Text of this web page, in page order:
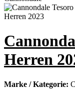
Herren
Marke / Kategorie: